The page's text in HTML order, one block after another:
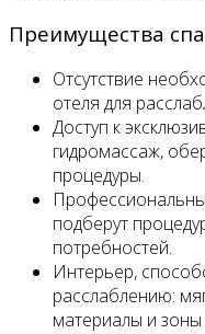
Преимущества
Отсутствие
отеля для
Доступ к
гидромассаж,
процедуры.
подберут
потребностей.
Интерьер,
расслаблению:
материалы и зоны